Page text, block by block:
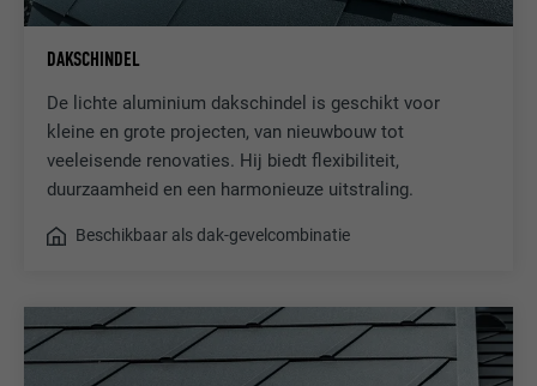
DAKSCHINDEL
De lichte aluminium dakschindel is geschikt voor
kleine en grote projecten, van nieuwbouw tot
veeleisende renovaties. Hij biedt flexibiliteit,
duurzaamheid en een harmonieuze uitstraling.
Beschikbaar als dak-gevelcombinatie